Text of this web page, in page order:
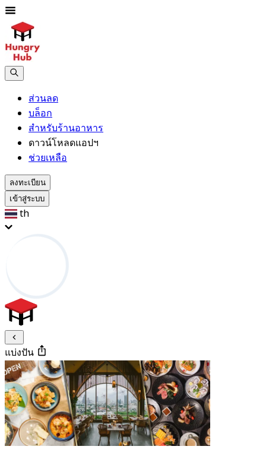
ส่วนลด
บล็อก
สำหรับร้านอาหาร
ดาวน์โหลดแอปฯ
ช่วยเหลือ
ลงทะเบียน
เข้าสู่ระบบ
th
แบ่งปัน